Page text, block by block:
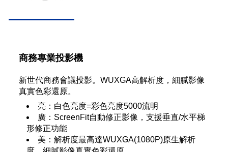
商務專業投影機
新世代商務會議投影。WUXGA高解析度，細膩影像
真實色彩還原。
亮：白色亮度=彩色亮度5000流明
廣：ScreenFit自動修正影像，支援垂直/水平梯
形修正功能
美：解析度最高達WUXGA(1080P)原生解析